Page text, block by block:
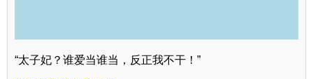
“太子妃？谁爱当谁当，反正我不干！”